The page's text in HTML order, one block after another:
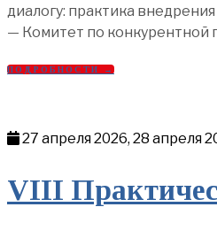
диалогу: практика
— Комитет по конкурентной
ПОДРОБНОСТИ →
27 апреля 2026, 28 апреля
VIII